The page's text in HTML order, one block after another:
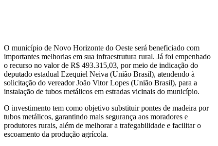
O município de Novo Horizonte do Oeste será beneficiado com
importantes melhorias em sua infraestrutura rural. Já foi empenhado
o recurso no valor de R$ 493.315,03, por meio de indicação do
deputado estadual Ezequiel Neiva (União Brasil), atendendo à
solicitação do vereador João Vitor Lopes (União Brasil), para a
instalação de tubos metálicos em estradas vicinais do município.
O investimento tem como objetivo substituir pontes de madeira por
tubos metálicos, garantindo mais segurança aos moradores e
produtores rurais, além de melhorar a trafegabilidade e facilitar o
escoamento da produção agrícola.